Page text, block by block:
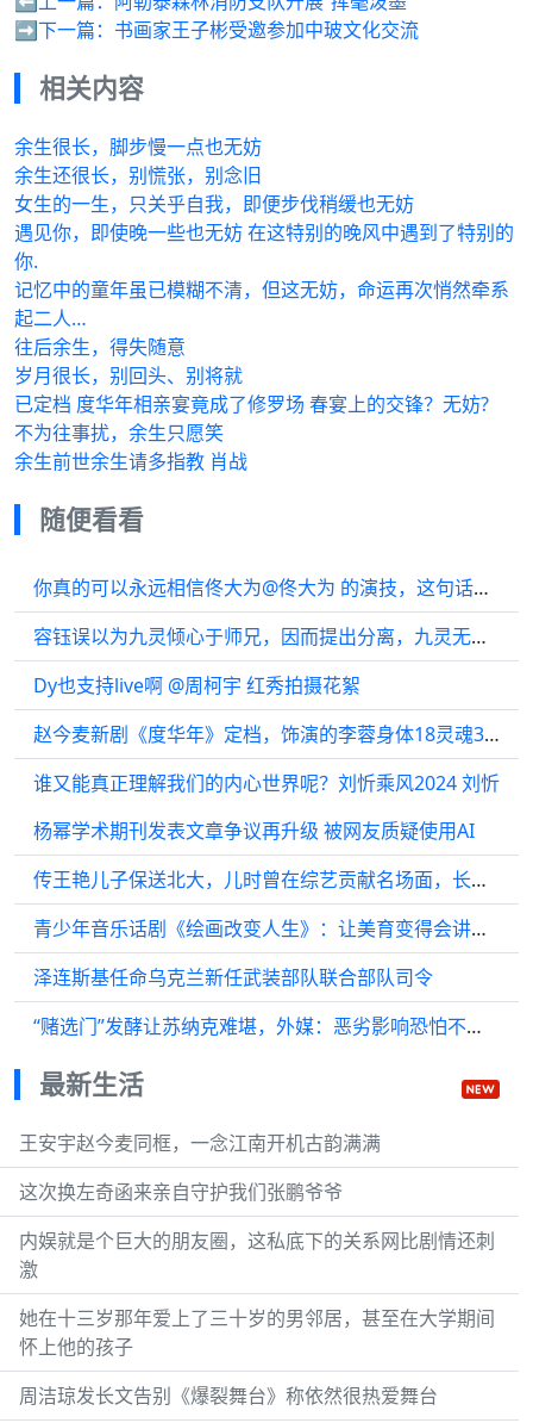
➡️下一篇： 书画家王子彬受邀参加中玻文化交流
相关内容
余生很长，脚步慢一点也无妨
余生还很长，别慌张，别念旧
女生的一生，只关乎自我，即便步伐稍缓也无妨
遇见你，即使晚一些也无妨 在这特别的晚风中遇到了特别的
你.
记忆中的童年虽已模糊不清，但这无妨，命运再次悄然牵系
起二人…
往后余生，得失随意
岁月很长，别回头、别将就
已定档 度华年相亲宴竟成了修罗场 春宴上的交锋？无妨?
不为往事扰，余生只愿笑
余生前世余生请多指教 肖战
随便看看
你真的可以永远相信佟大为@佟大为 的演技，这句话真不是说说的…
容钰误以为九灵倾心于师兄，因而提出分离，九灵无奈之下答应，太后寿宴后…
Dy也支持live啊 @周柯宇 红秀拍摄花絮
赵今麦新剧《度华年》定档，饰演的李蓉身体18灵魂38，这个设定好带感啊…
谁又能真正理解我们的内心世界呢？刘忻乘风2024 刘忻
杨幂学术期刊发表文章争议再升级 被网友质疑使用AI
传王艳儿子保送北大，儿时曾在综艺贡献名场面，长大后靠篮球出圈
青少年音乐话剧《绘画改变人生》：让美育变得会讲故事
泽连斯基任命乌克兰新任武装部队联合部队司令
“赌选门”发酵让苏纳克难堪，外媒：恶劣影响恐怕不亚于“派对门”事件！
最新生活
王安宇赵今麦同框，一念江南开机古韵满满
这次换左奇函来亲自守护我们张鹏爷爷
内娱就是个巨大的朋友圈，这私底下的关系网比剧情还刺
激
她在十三岁那年爱上了三十岁的男邻居，甚至在大学期间
怀上他的孩子
周洁琼发长文告别《爆裂舞台》称依然很热爱舞台